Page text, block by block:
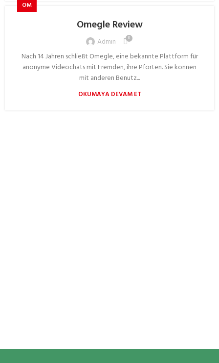
OM
Omegle Review
Admin 0
Nach 14 Jahren schließt Omegle, eine bekannte Plattform für
anonyme Videochats mit Fremden, ihre Pforten. Sie können
mit anderen Benutz...
OKUMAYA DEVAM ET